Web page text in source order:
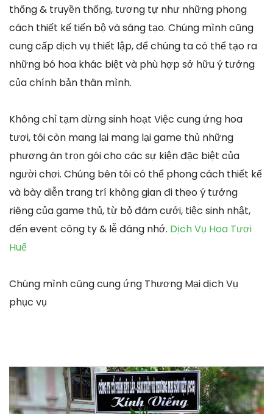
thống & truyền thống, tương tự như những phong
cách thiết kế tiến bộ và sáng tạo. Chúng mình cũng
cung cấp dịch vụ thiết lập, để chúng ta có thể tạo ra
những bó hoa khác biệt và phù hợp sở hữu ý tưởng
của chính bản thân mình.
Không chỉ tạm dừng sinh hoạt Việc cung ứng hoa
tươi, tôi còn mang lại mang lại game thủ những
phương án trọn gói cho các sự kiện đặc biệt của
người chơi. Chúng bên tôi có thể phong cách thiết kế
và bày diễn trang trí không gian đi theo ý tưởng
riêng của game thủ, từ bỏ đám cưới, tiệc sinh nhật,
đến event công ty & lễ đáng nhớ. Dịch Vụ Hoa Tươi
Huế
Chúng mình cũng cung ứng Thương Mại dịch Vụ
phục vụ